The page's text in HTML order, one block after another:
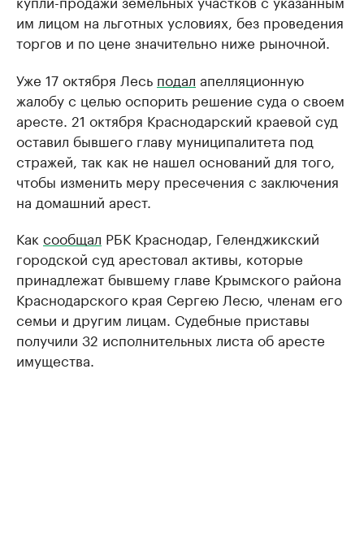
им лицом на льготных условиях, без проведения
торгов и по цене значительно ниже рыночной.
Уже 17 октября Лесь подал апелляционную
жалобу с целью оспорить решение суда о своем
аресте. 21 октября Краснодарский краевой суд
оставил бывшего главу муниципалитета под
стражей, так как не нашел оснований для того,
чтобы изменить меру пресечения с заключения
на домашний арест.
Как сообщал РБК Краснодар, Геленджикский
городской суд арестовал активы, которые
принадлежат бывшему главе Крымского района
Краснодарского края Сергею Лесю, членам его
семьи и другим лицам. Судебные приставы
получили 32 исполнительных листа об аресте
имущества.